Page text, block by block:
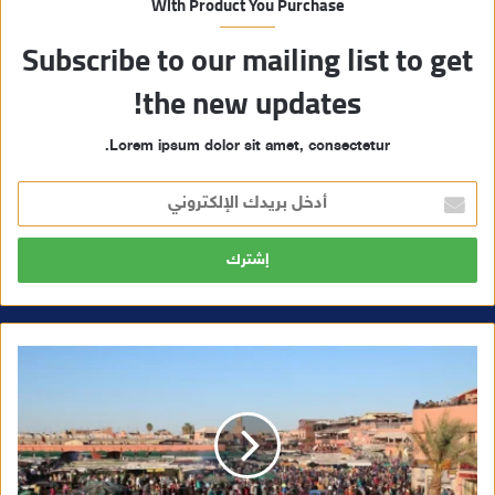
Subscribe to our mailing list to get
the new updates!
Lorem ipsum dolor sit amet, consectetur.
خ
ل
ر
ا
إ
ل
ك
ت
ر
و
ن